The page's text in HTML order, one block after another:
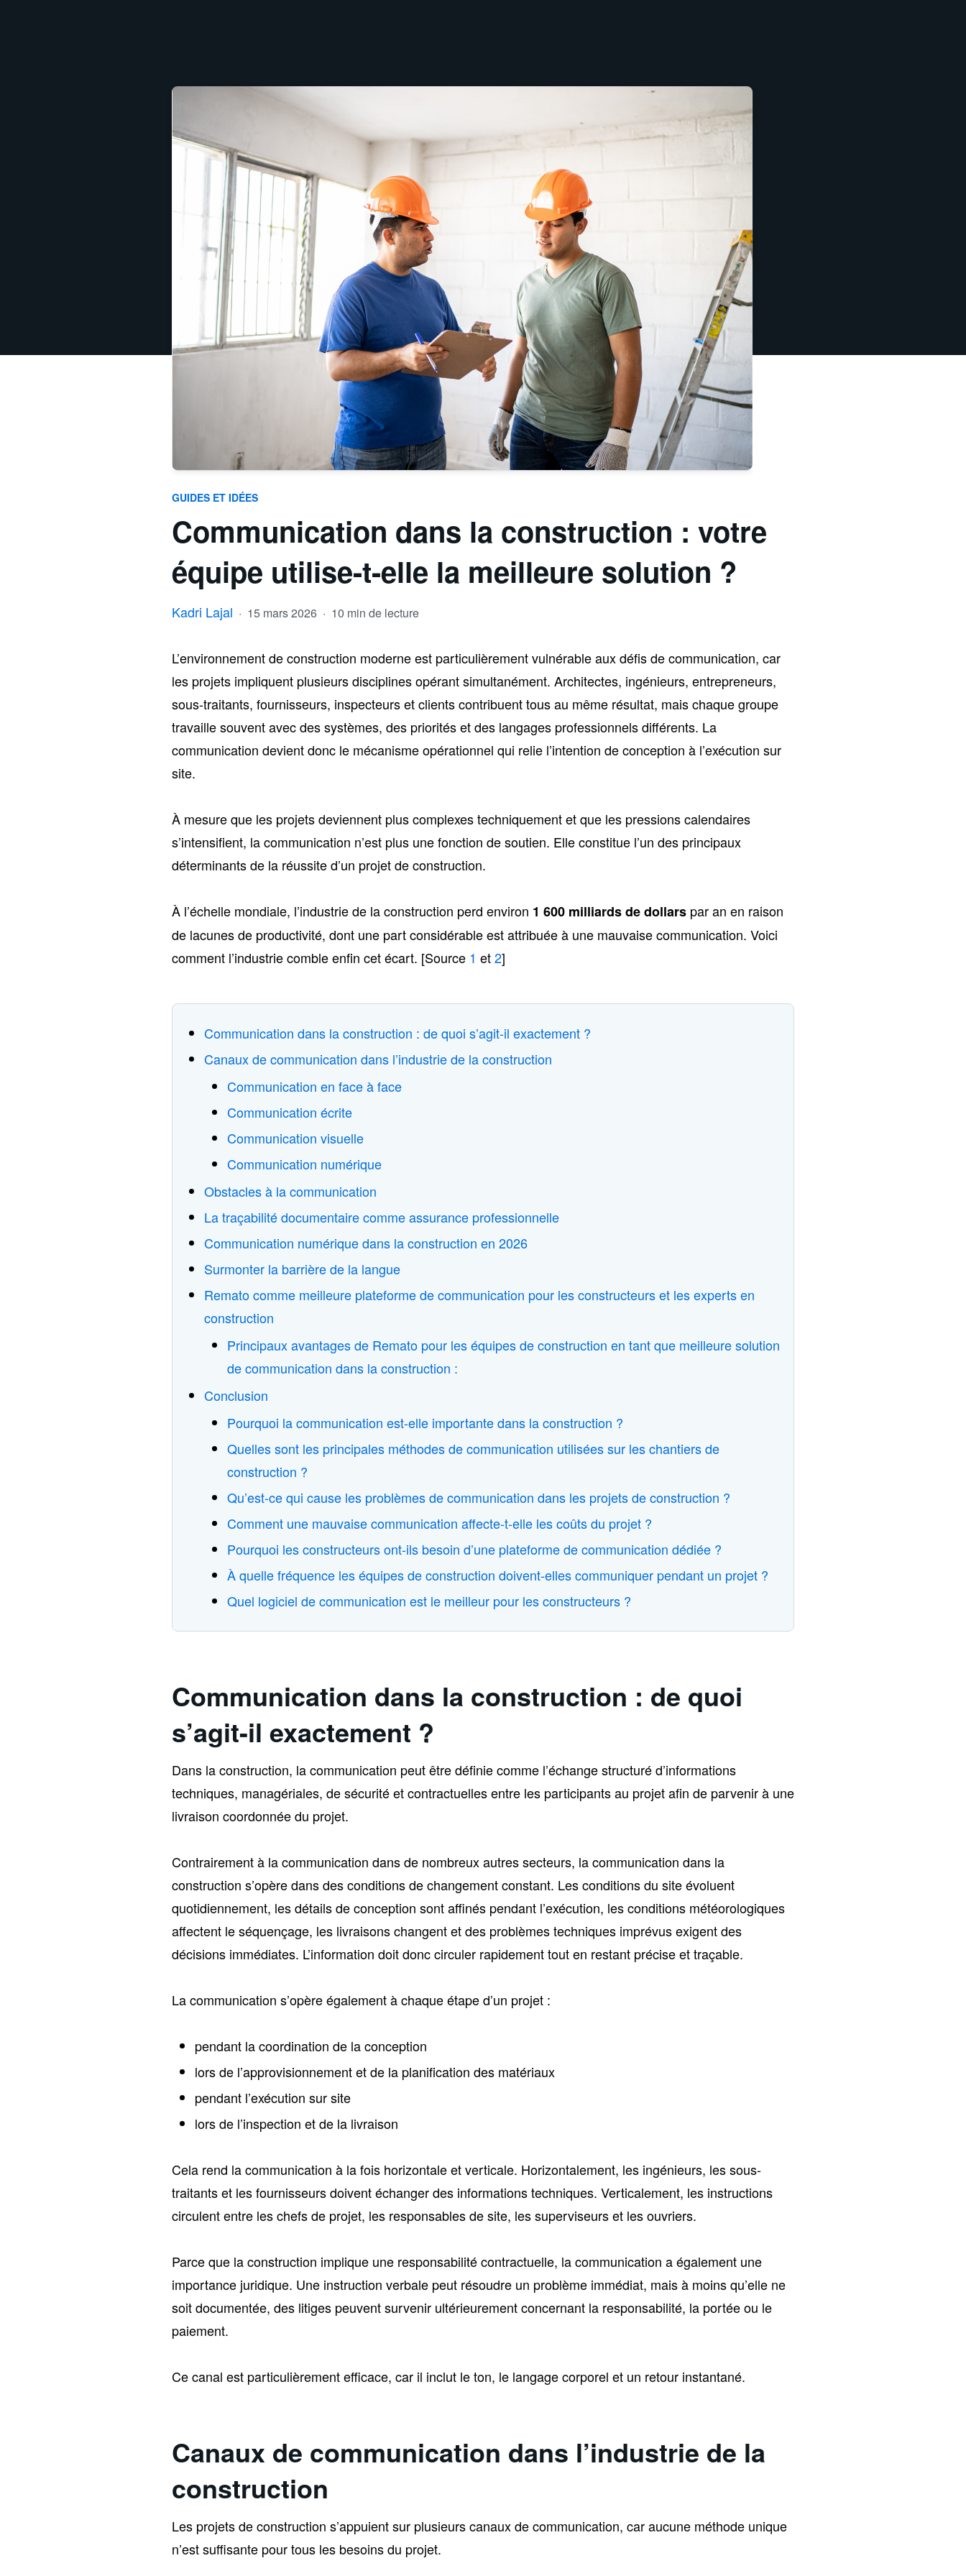
GUIDES ET IDÉES
Communication dans la construction : votre
équipe utilise-t-elle la meilleure solution ?
Kadri Lajal · 15 mars 2026 · 10 min de lecture
L’environnement de construction moderne est particulièrement vulnérable aux défis de communication, car
les projets impliquent plusieurs disciplines opérant simultanément. Architectes, ingénieurs, entrepreneurs,
sous-traitants, fournisseurs, inspecteurs et clients contribuent tous au même résultat, mais chaque groupe
travaille souvent avec des systèmes, des priorités et des langages professionnels différents. La
communication devient donc le mécanisme opérationnel qui relie l’intention de conception à l’exécution sur
site.
À mesure que les projets deviennent plus complexes techniquement et que les pressions calendaires
s’intensifient, la communication n’est plus une fonction de soutien. Elle constitue l’un des principaux
déterminants de la réussite d’un projet de construction.
À l’échelle mondiale, l’industrie de la construction perd environ 1 600 milliards de dollars par an en raison
de lacunes de productivité, dont une part considérable est attribuée à une mauvaise communication. Voici
comment l’industrie comble enfin cet écart. [Source 1 et2]
Communication dans la construction : de quoi s’agit-il exactement ?
Canaux de communication dans l’industrie de la construction
Communication en face à face
Communication écrite
Communication visuelle
Communication numérique
Obstacles à la communication
La traçabilité documentaire comme assurance professionnelle
Communication numérique dans la construction en 2026
Surmonter la barrière de la langue
Remato comme meilleure plateforme de communication pour les constructeurs et les experts en
construction
Principaux avantages de Remato pour les équipes de construction en tant que meilleure solution
de communication dans la construction :
Conclusion
Pourquoi la communication est-elle importante dans la construction ?
Quelles sont les principales méthodes de communication utilisées sur les chantiers de
construction ?
Qu’est-ce qui cause les problèmes de communication dans les projets de construction ?
Comment une mauvaise communication affecte-t-elle les coûts du projet ?
Pourquoi les constructeurs ont-ils besoin d’une plateforme de communication dédiée ?
À quelle fréquence les équipes de construction doivent-elles communiquer pendant un projet ?
Quel logiciel de communication est le meilleur pour les constructeurs ?
Communication dans la construction : de quoi
s’agit-il exactement ?
Dans la construction, la communication peut être définie comme l’échange structuré d’informations
techniques, managériales, de sécurité et contractuelles entre les participants au projet afin de parvenir à une
livraison coordonnée du projet.
Contrairement à la communication dans de nombreux autres secteurs, la communication dans la
construction s’opère dans des conditions de changement constant. Les conditions du site évoluent
quotidiennement, les détails de conception sont affinés pendant l’exécution, les conditions météorologiques
affectent le séquençage, les livraisons changent et des problèmes techniques imprévus exigent des
décisions immédiates. L’information doit donc circuler rapidement tout en restant précise et traçable.
La communication s’opère également à chaque étape d’un projet :
pendant la coordination de la conception
lors de l’approvisionnement et de la planification des matériaux
pendant l’exécution sur site
lors de l’inspection et de la livraison
Cela rend la communication à la fois horizontale et verticale. Horizontalement, les ingénieurs, les sous-
traitants et les fournisseurs doivent échanger des informations techniques. Verticalement, les instructions
circulent entre les chefs de projet, les responsables de site, les superviseurs et les ouvriers.
Parce que la construction implique une responsabilité contractuelle, la communication a également une
importance juridique. Une instruction verbale peut résoudre un problème immédiat, mais à moins qu’elle ne
soit documentée, des litiges peuvent survenir ultérieurement concernant la responsabilité, la portée ou le
paiement.
Ce canal est particulièrement efficace, car il inclut le ton, le langage corporel et un retour instantané.
Canaux de communication dans l’industrie de la
construction
Les projets de construction s’appuient sur plusieurs canaux de communication, car aucune méthode unique
n’est suffisante pour tous les besoins du projet.